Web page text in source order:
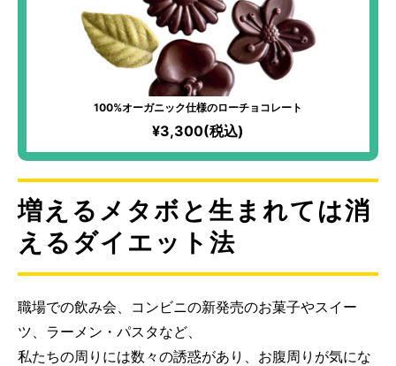
100%オーガニック仕様のローチョコレート
¥3,300(税込)
増えるメタボと生まれては消
えるダイエット法
職場での飲み会、コンビニの新発売のお菓子やスイー
ツ、ラーメン・パスタなど、
私たちの周りには数々の誘惑があり、お腹周りが気にな